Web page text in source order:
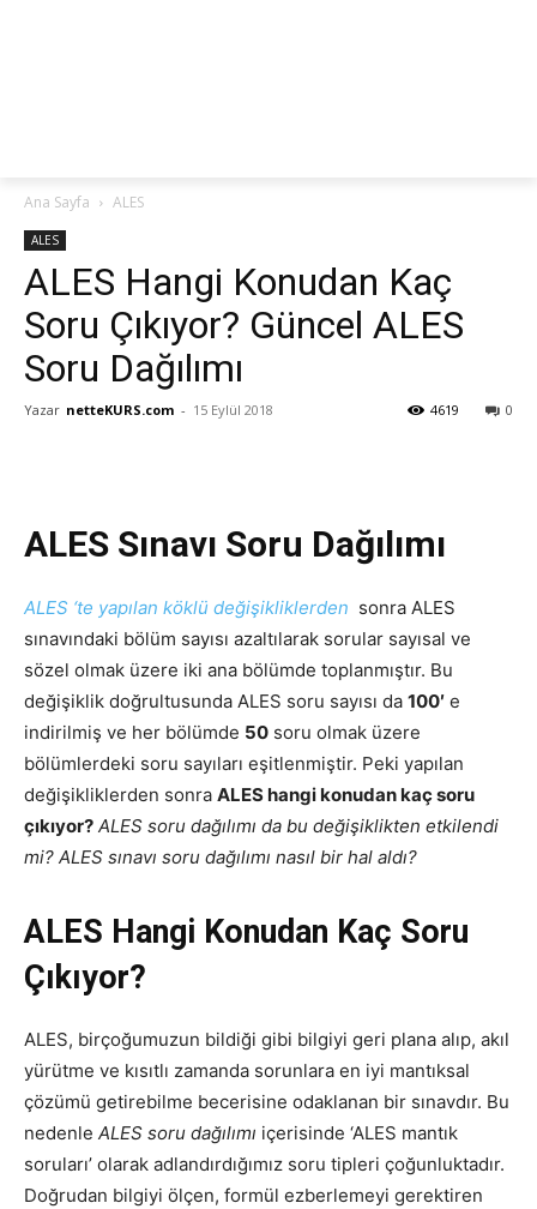
Ana Sayfa ALES
ALES
ALES Hangi Konudan Kaç
Soru Çıkıyor? Güncel ALES
Soru Dağılımı
Yazar netteKURS.com - 15 Eylül 2018 0
4619
ALES Sınavı Soru Dağılımı
ALES ‘te yapılan köklü değişikliklerden sonra ALES
sınavındaki bölüm sayısı azaltılarak sorular sayısal ve
sözel olmak üzere iki ana bölümde toplanmıştır. Bu
değişiklik doğrultusunda ALES soru sayısı da 100′ e
indirilmiş ve her bölümde 50 soru olmak üzere
bölümlerdeki soru sayıları eşitlenmiştir. Peki yapılan
değişikliklerden sonra ALES hangi konudan kaç soru
çıkıyor? ALES soru dağılımı da bu değişiklikten etkilendi
mi? ALES sınavı soru dağılımı nasıl bir hal aldı?
ALES Hangi Konudan Kaç Soru
Çıkıyor?
ALES, birçoğumuzun bildiği gibi bilgiyi geri plana alıp, akıl
yürütme ve kısıtlı zamanda sorunlara en iyi mantıksal
çözümü getirebilme becerisine odaklanan bir sınavdır. Bu
nedenle ALES soru dağılımı içerisinde ‘ALES mantık
soruları’ olarak adlandırdığımız soru tipleri çoğunluktadır.
Doğrudan bilgiyi ölçen, formül ezberlemeyi gerektiren